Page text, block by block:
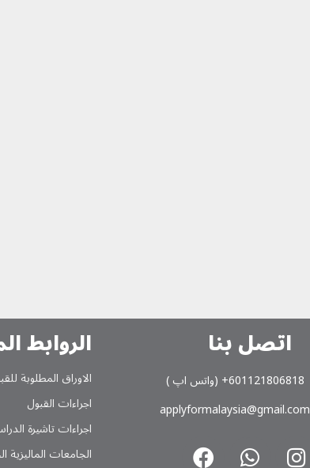
اتصل بنا
601121806818+ (واتس اپ )
applyformalaysia@gmail.com
الروابط
الاوراق المطلوبة
اجراءات القبول
اجراءات تاشیرة
الجامعات المالیزیة